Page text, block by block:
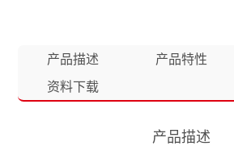
产品描述 产品特性
资料下载
产品描述